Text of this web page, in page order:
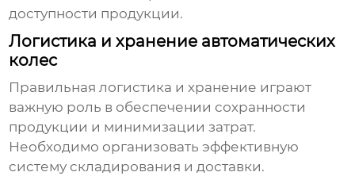
доступности продукции.
Логистика и хранение автоматических
колес
Правильная логистика и хранение играют
важную роль в обеспечении сохранности
продукции и минимизации затрат.
Необходимо организовать эффективную
систему складирования и доставки.